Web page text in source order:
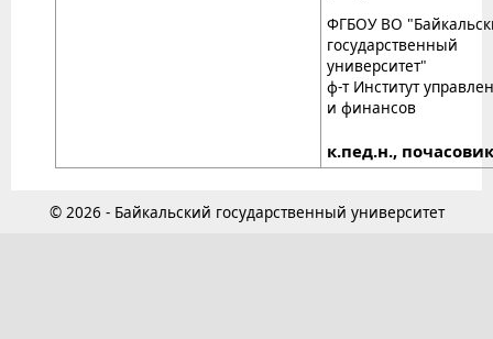
ФГБОУ ВО
государственный
университет"
ф-т Институт
и финансов
к.пед.н., почасовик
© 2026 - Байкальский государственный университет